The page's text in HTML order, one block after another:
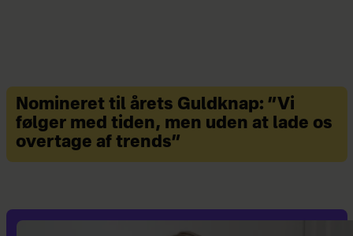
Nomineret til årets Guldknap: ”Vi
følger med tiden, men uden at lade os
overtage af trends”